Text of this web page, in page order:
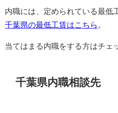
内職には、定められている最低
千葉県の最低工賃はこちら
当てはまる内職をする方はチェ
千葉県内職相談先